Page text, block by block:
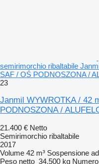
semirimorchio ribaltabile
SAF / OŚ PODNOSZONA /
23
Janmil WYWROTKA / 42
PODNOSZONA /
21.400 € Netto
Semirimorchio ribaltabile
2017
Volume 42 m³ Sospensione
Peso netto 34.500 kg